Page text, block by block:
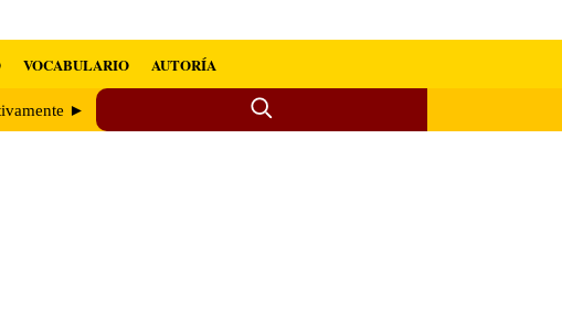
VOCABULARIO AUTORÍA
►